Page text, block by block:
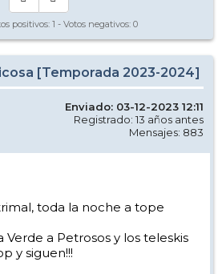
positivos: 1 - Votos negativos: 0
[Temporada 2023-2024]
Enviado: 03-12-2023 12:11
Registrado: 13 años antes
Mensajes: 883
toda la noche a tope
Verde a Petrosos y los teleskis
y siguen!!!